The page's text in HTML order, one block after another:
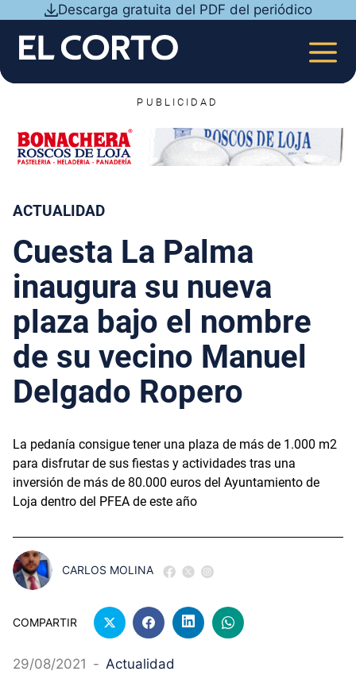
contenido
Descarga gratuita del PDF del periódico
PUBLICIDAD
ACTUALIDAD
Cuesta La Palma
inaugura su nueva
plaza bajo el nombre
de su vecino Manuel
Delgado Ropero
La pedanía consigue tener una plaza de más de 1.000 m2
para disfrutar de sus fiestas y actividades tras una
inversión de más de 80.000 euros del Ayuntamiento de
Loja dentro del PFEA de este año
CARLOS MOLINA
COMPARTIR
29/08/2021 - Actualidad